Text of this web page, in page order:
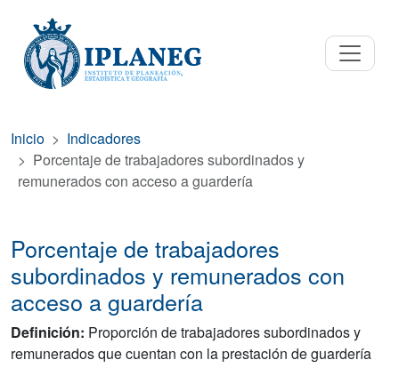
Inicio
Indicadores
Porcentaje de trabajadores subordinados y
remunerados con acceso a guardería
Porcentaje de trabajadores
subordinados y remunerados con
acceso a guardería
Definición: Proporción de trabajadores subordinados y
remunerados que cuentan con la prestación de guardería